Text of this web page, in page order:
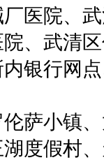
院、武
、武清
行网点
小镇、
假村、